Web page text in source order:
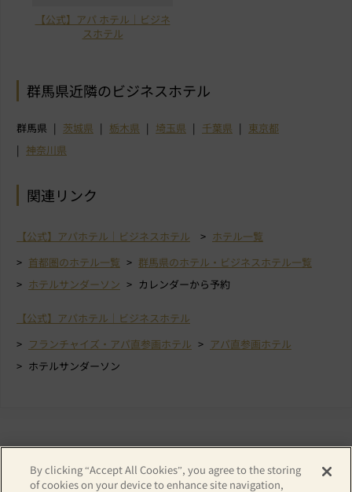
【公式】アパ ホテル｜ビジネ
スホテル
群馬県近隣のビジネスホテル
群馬県 茨城県 栃木県 埼玉県 千葉県
東京都
神奈川県
関連リンク
【公式】アパホテル｜ビジネスホテル
ホテル一覧
首都圏のホテル一覧
群馬県のホテル・ビジネスホテル一覧
ホテルサンダーソン
カレンダーから予約
【公式】アパホテル｜ビジネスホテル
フランチャイズ・アパ直参画ホテル
アパ直参画ホテル
ホテルサンダーソン
By clicking “Accept All Cookies”, you agree to the storing
of cookies on your device to enhance site navigation,